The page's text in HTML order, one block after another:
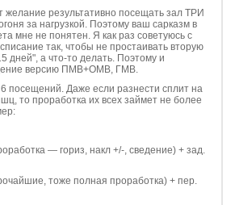
результативно посещать зал ТРИ
за нагрузкой. Поэтому ваш сарказм в
мне не понятен. Я как раз советуюсь с
так, чтобы не простаивать вторую
дней", а что-то делать. Поэтому и
версию ПМВ+ОМВ, ГМВ.
посещений. Даже если разнести сплит на
то проработка их всех займет не более
— гориз, накл +/-, сведение) + зад.
тоже полная проработка) + пер.